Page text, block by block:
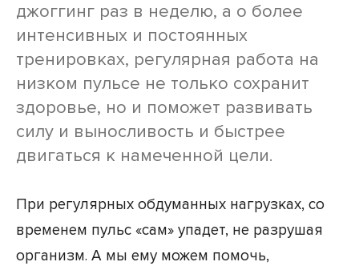
джоггинг раз в неделю, а о более
интенсивных и постоянных
тренировках, регулярная работа на
низком пульсе не только сохранит
здоровье, но и поможет развивать
силу и выносливость и быстрее
двигаться к намеченной цели.
При регулярных обдуманных нагрузках, со
временем пульс «сам» упадет, не разрушая
организм. А мы ему можем помочь,